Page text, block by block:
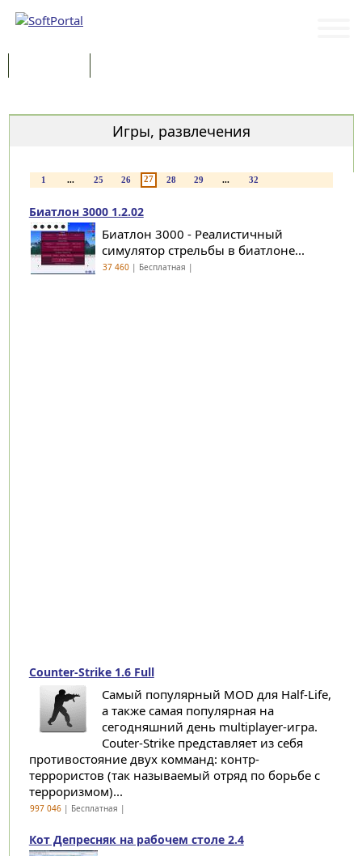
Игры, развлечения
1 ... 25 26 27 28 29 ... 32
Биатлон 3000 1.2.02
Биатлон 3000 - Реалистичный
симулятор стрельбы в биатлоне...
37 460| Бесплатная |
Counter-Strike 1.6 Full
Самый популярный MOD для Half-Life,
а также самая популярная на
сегодняшний день multiplayer-игра.
Couter-Strike представляет из себя
противостояние двух комманд: контр-
террористов (так называемый отряд по борьбе с
терроризмом)...
997 046| Бесплатная |
Кот Депресняк на рабочем столе 2.4